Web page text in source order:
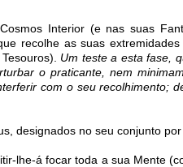
Interior (e nas suas
recolhe as suas
Um teste a esta fase,
o praticante, nem
com o seu recolhimento;
designados no seu conjunto por
lhe-á focar toda a sua Mente